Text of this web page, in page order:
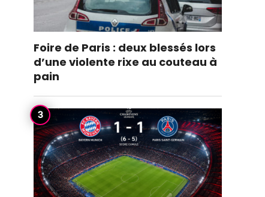
Foire de Paris : deux blessés lors
d’une violente rixe au couteau à
pain